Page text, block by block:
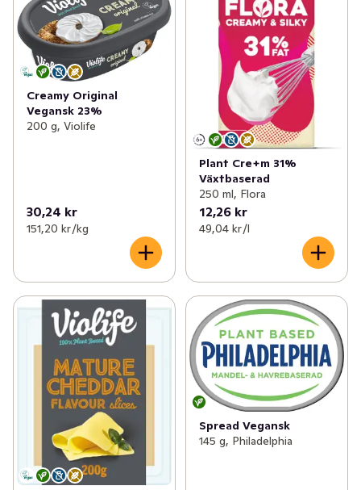
Creamy Original
Vegansk 23%
200 g, Violife
30,24 kr
151,20 kr /kg
Plant Cre+m 31%
Växtbaserad
250 ml, Flora
12,26 kr
49,04 kr /l
Spread Vegansk
145 g, Philadelphia